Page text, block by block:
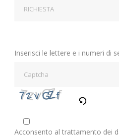
Inserisci le lettere e i numeri di
Acconsento al trattamento dei